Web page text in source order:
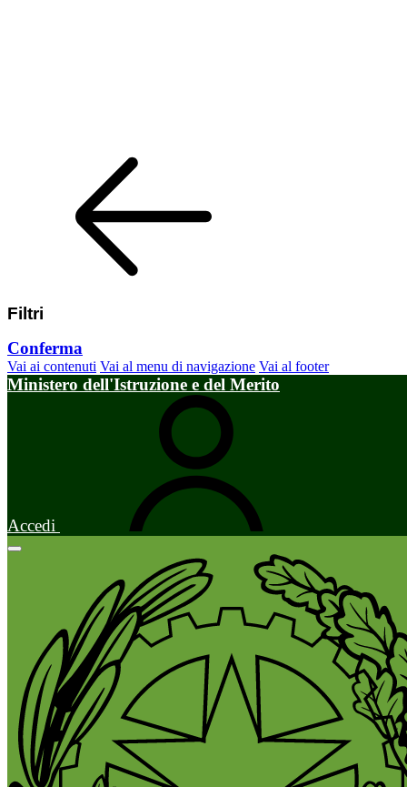
Filtri
Conferma
Vai ai contenuti Vai al menu di navigazione Vai al footer
Ministero dell'Istruzione e del Merito
Accedi